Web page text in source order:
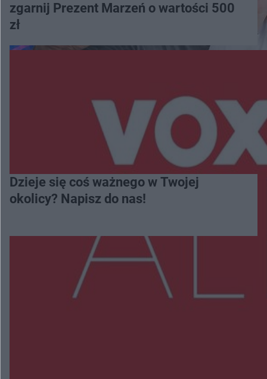
zgarnij Prezent Marzeń o wartości 500
zł
Dzieje się coś ważnego w Twojej
okolicy? Napisz do nas!
Więcej